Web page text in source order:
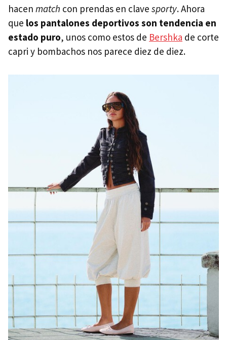
hacen match con prendas en clave sporty. Ahora
que los pantalones deportivos son tendencia en
estado puro, unos como estos de Bershka de corte
capri y bombachos nos parece diez de diez.